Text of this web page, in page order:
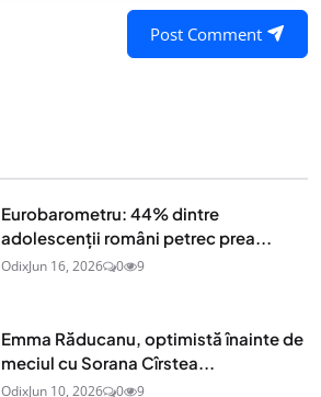
Post Comment
Eurobarometru: 44% dintre
adolescenţii români petrec prea...
OdixJun 16, 2026 0 9
Emma Răducanu, optimistă înainte de
meciul cu Sorana Cîrstea...
OdixJun 10, 2026 0 9